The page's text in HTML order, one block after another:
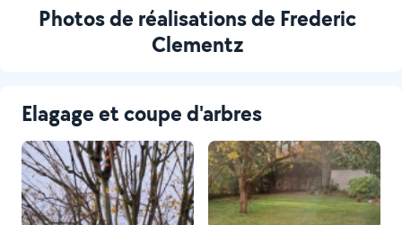
Photos de réalisations de Frederic
Clementz
Elagage et coupe d'arbres